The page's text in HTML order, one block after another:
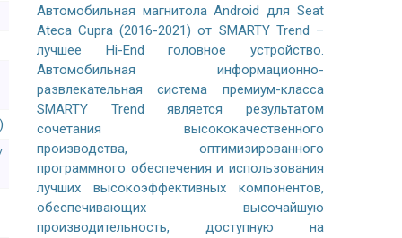
Автомобильная магнитола Android для Seat
Ateca Cupra (2016-2021) от SMARTY Trend –
лучшее Hi-End головное устройство.
Автомобильная информационно-
развлекательная система премиум-класса
SMARTY Trend является результатом
сочетания высококачественного
производства, оптимизированного
программного обеспечения и использования
лучших высокоэффективных компонентов,
обеспечивающих высочайшую
производительность, доступную на